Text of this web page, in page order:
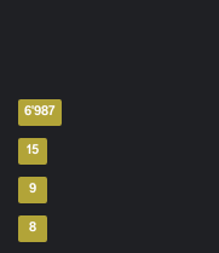
6٬987
15
9
8